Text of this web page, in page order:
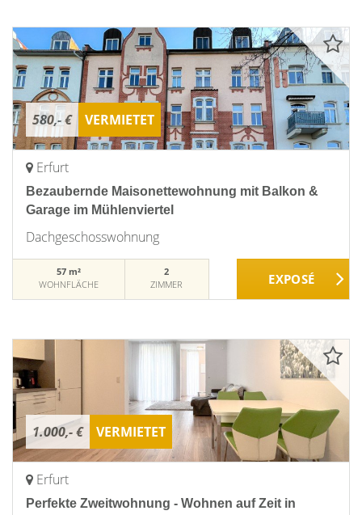
580,- € VERMIETET
Erfurt
Bezaubernde Maisonettewohnung mit Balkon &
Garage im Mühlenviertel
Dachgeschosswohnung
57 m²
WOHNFLÄCHE
2
ZIMMER
1.000,- € VERMIETET
Erfurt
Perfekte Zweitwohnung - Wohnen auf Zeit in